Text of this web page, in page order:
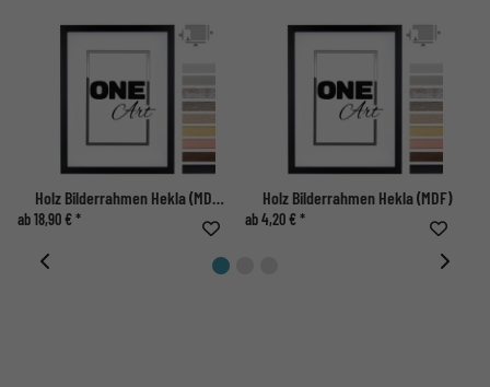
ab 18,90 € *
Holz Bilderrahmen Hekla (MDF)
ab 4,20 € *